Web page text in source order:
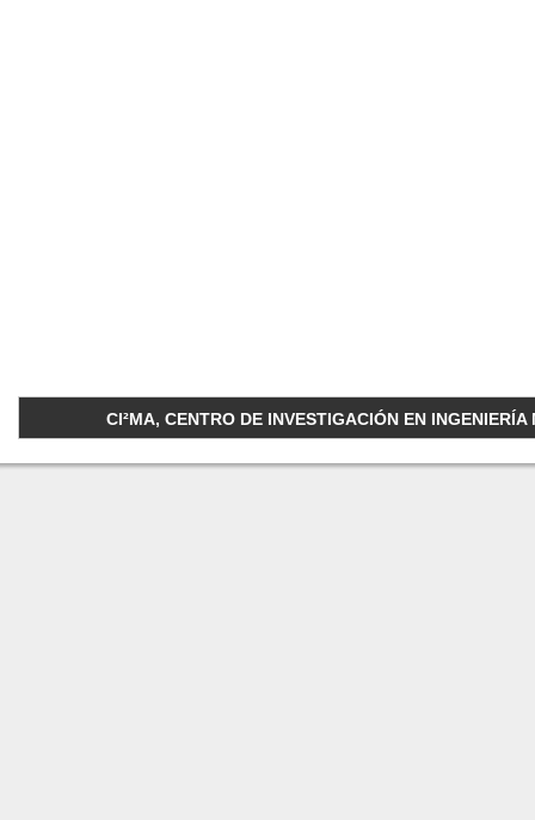
CI²MA, CENTRO DE INVESTIGACIÓN EN